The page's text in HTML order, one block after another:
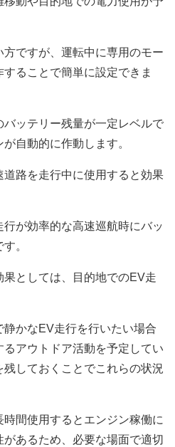
方ですが、運転中に専用のモー
ることで簡単に設定できま
ッテリー残量が一定レベルで
自動的に作動します。
路を走行中に使用すると効果
が効率的な高速巡航時にバッ
。
としては、目的地でのEV走
かなEV走行を行いたい場合
アウトドア活動を予定してい
しておくことでこれらの状況
間使用するとエンジン稼働に
あるため、必要な場面で適切